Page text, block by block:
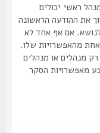
יכולים
ההודעה הראשונה
אם אף אחד לא
שלו.
או מנהלים
הסקר